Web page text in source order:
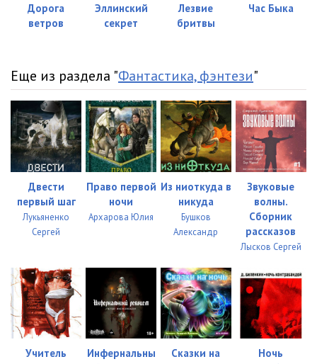
Дорога
ветров
Эллинский
секрет
Лезвие
бритвы
Час Быка
Еще из раздела "Фантастика, фэнтези"
Двести
первый шаг
Лукьяненко
Сергей
Право первой
ночи
Архарова Юлия
Из ниоткуда в
никуда
Бушков
Александр
Звуковые
волны.
Сборник
рассказов
Лысков Сергей
Учитель
Инфернальны
Сказки на
Ночь